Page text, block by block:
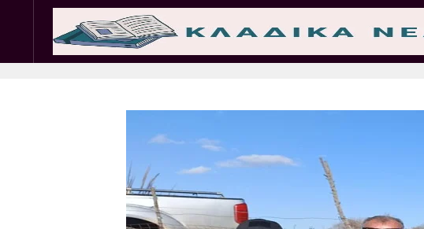
Σωματεία Εμπ. Σύλλογοι